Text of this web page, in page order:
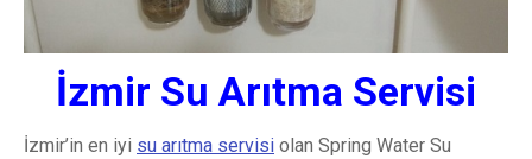
İzmir Su Arıtma Servisi
İzmir’in en iyi su arıtma servisi olan Spring Water Su